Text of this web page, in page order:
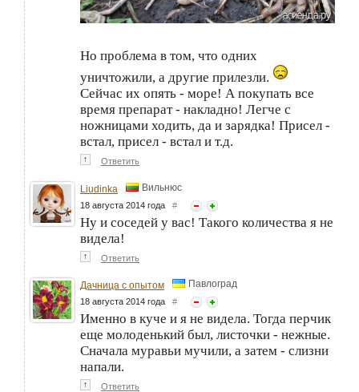
Но проблема в том, что одних
уничтожили, а другие прилезли.
Сейчас их опять - море! А покупать все
время препарат - накладно! Легче с
ножницами ходить, да и зарядка! Присел -
встал, присел - встал и т.д.
↑ Ответить
Liudinka Вильнюс
18 августа 2014 года #
Ну и соседей у вас! Такого количества я не
видела!
↑ Ответить
Дачница с опытом Павлоград
18 августа 2014 года #
Именно в куче и я не видела. Тогда перчик
еще молоденький был, листочки - нежные.
Сначала муравьи мучили, а затем - слизни
напали.
↑ Ответить